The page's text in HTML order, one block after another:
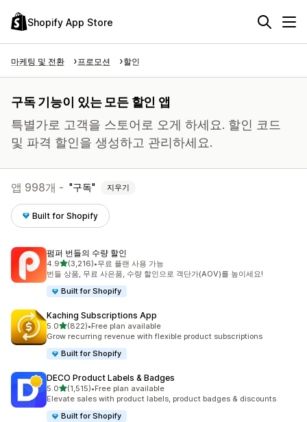
Shopify App Store
마케팅 및 전환 프로모션 할인
구독 기능이 있는 모든 할인 앱
특별가로 고객을 스토어로 오게 하세요. 할인 코드
및 파격 할인을 생성하고 관리하세요.
앱 998개 - 구독 지우기
Built for Shopify
펌퍼 번들의 수량 할인
4.9별 5개 중
(3,216)
총 리뷰 3216개
•무료 플랜 사용 가능
번들 상품, 무료 사은품, 수량 할인으로 객단가(AOV)를 높이세요!
Built for Shopify
Kaching Subscriptions App
5.0별 5개 중
(822)
총 리뷰 822개
•Free plan available
Grow recurring revenue with flexible product subscriptions
Built for Shopify
DECO Product Labels & Badges
5.0별 5개 중
(1,515)
총 리뷰 1515개
•Free plan available
Elevate sales with product labels, product badges & discounts
Built for Shopify